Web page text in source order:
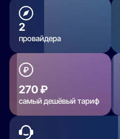
2
провайдера
270 ₽
самый дешёвый тариф